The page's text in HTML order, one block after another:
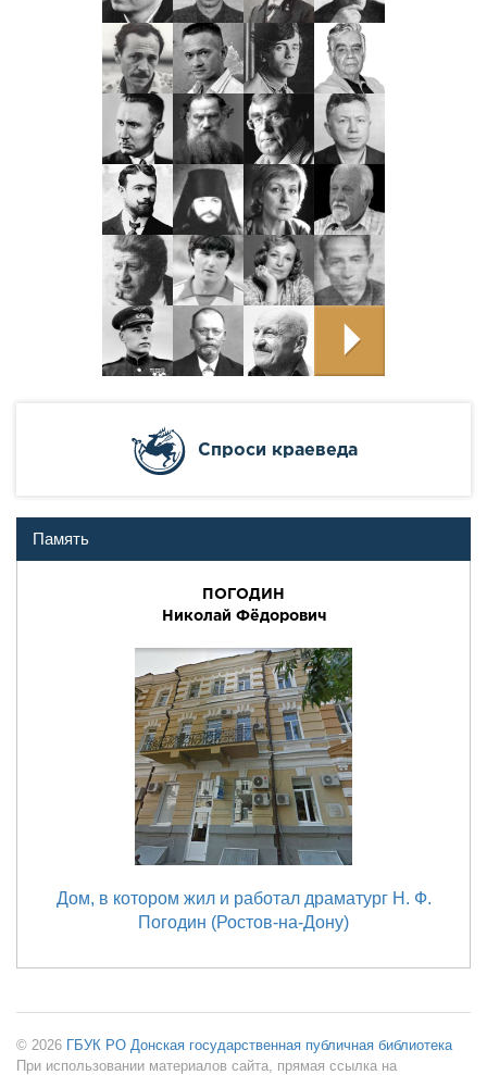
Cпроси краеведа
Память
ПОГОДИН
Николай Фёдорович
Дом, в котором жил и работал драматург Н. Ф.
Погодин (Ростов-на-Дону)
© 2026 ГБУК РО Донская государственная публичная библиотека
При использовании материалов сайта, прямая ссылка на